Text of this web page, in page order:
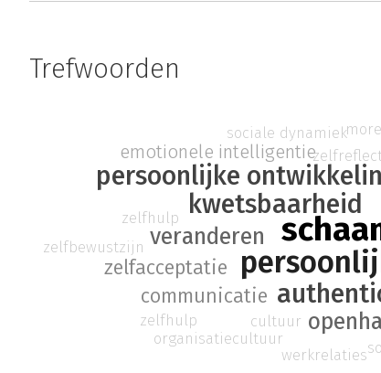
Trefwoorden
kwetsbaarheid
persoonlijke
veranderen
communicatie
zelfacceptatie
emotionele intelligentie
sociale dynamiek
cultuur
zelfhulp
werkrelaties
organisatiecultuur
zelfhulp
zelfbewustzijn